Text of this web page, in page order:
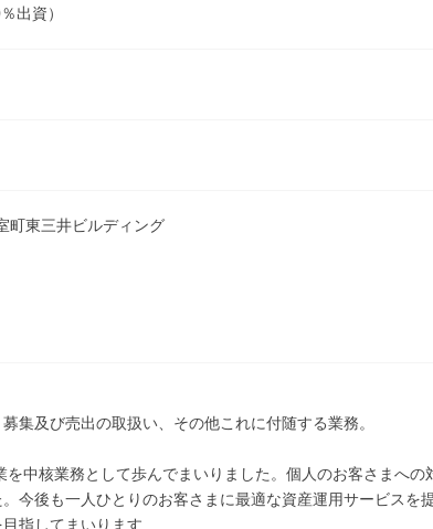
出資）
東三井ビルディング
集及び売出の取扱い、その他これに付随する業務。
中核業務として歩んでまいりました。個人のお客さまへの
今後も一人ひとりのお客さまに最適な資産運用サービスを
指してまいります